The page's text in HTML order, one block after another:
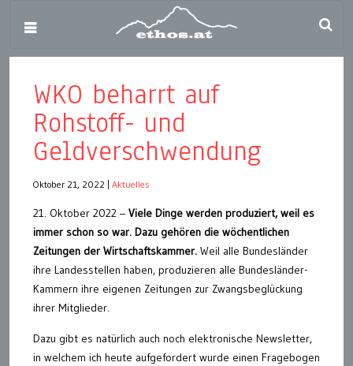
WKO beharrt auf
Rohstoff- und
Geldverschwendung
Oktober 21, 2022 Aktuelles
21. Oktober 2022 – Viele Dinge werden produziert, weil es
immer schon so war. Dazu gehören die wöchentlichen
Zeitungen der Wirtschaftskammer. Weil alle Bundesländer
ihre Landesstellen haben, produzieren alle Bundesländer-
Kammern ihre eigenen Zeitungen zur Zwangsbeglückung
ihrer Mitglieder.
Dazu gibt es natürlich auch noch elektronische Newsletter,
in welchem ich heute aufgefordert wurde einen Fragebogen